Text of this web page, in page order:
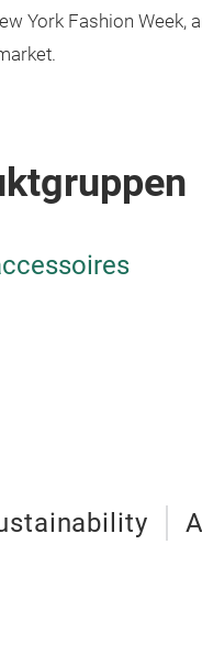
York Fashion